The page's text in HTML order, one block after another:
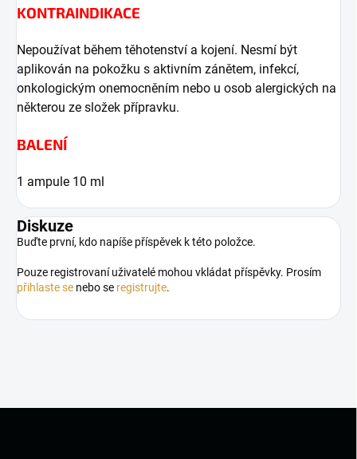
KONTRAINDIKACE
Nepoužívat během těhotenství a kojení. Nesmí být
aplikován na pokožku s aktivním zánětem, infekcí,
onkologickým onemocněním nebo u osob alergických na
některou ze složek přípravku.
BALENÍ
1 ampule 10 ml
Diskuze
Buďte první, kdo napíše příspěvek k této položce.
Pouze registrovaní uživatelé mohou vkládat příspěvky. Prosím
přihlaste se nebo se registrujte.